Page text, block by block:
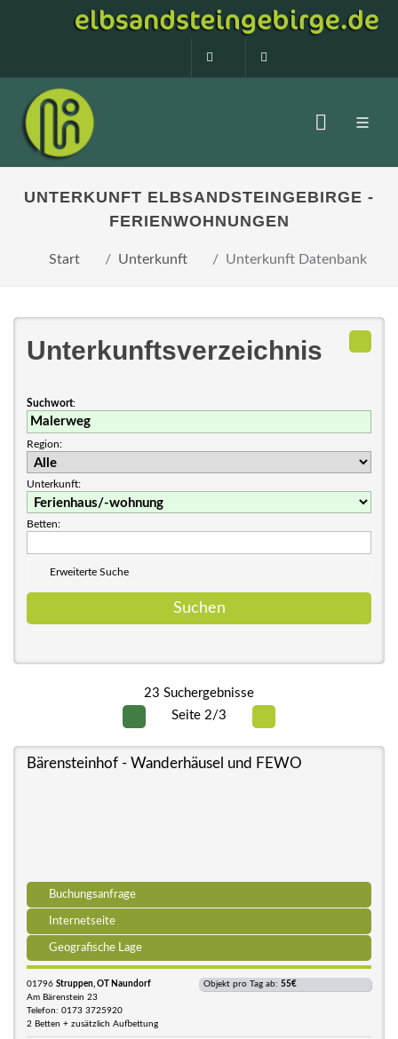
0160 99873408
UNTERKUNFT ELBSANDSTEINGEBIRGE -
FERIENWOHNUNGEN
Start Unterkunft Unterkunft Datenbank
Unterkunftsverzeichnis
Suchwort:
Region:
Unterkunft:
Betten:
Erweiterte Suche
23 Suchergebnisse
Seite 2/3
Bärensteinhof - Wanderhäusel und FEWO
Buchungsanfrage
Internetseite
Geografische Lage
01796 Struppen, OT Naundorf
Am Bärenstein 23
Telefon: 0173 3725920
2 Betten + zusätzlich Aufbettung
Objekt pro Tag ab: 55€